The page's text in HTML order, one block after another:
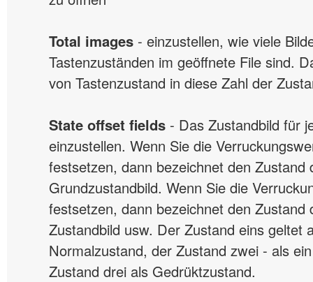
Total images - einzustellen, wie viele
Tastenzuständen im geöffnete File sind.
von Tastenzustand in diese Zahl der
State offset fields - Das Zustandbild für
einzustellen. Wenn Sie die
festsetzen, dann bezeichnet den Zustand
Grundzustandbild. Wenn Sie die
festsetzen, dann bezeichnet den Zustand
Zustandbild usw. Der Zustand eins geltet
Normalzustand, der Zustand zwei - als
Zustand drei als Gedrüktzustand.